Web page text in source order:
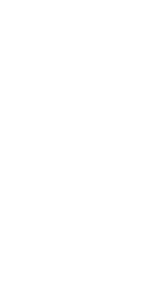
favoritos
favoritos